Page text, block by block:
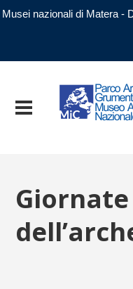
Musei nazionali di Matera -